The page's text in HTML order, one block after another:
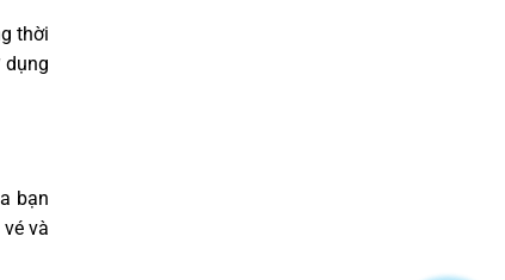
thời
bạn
và